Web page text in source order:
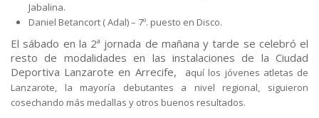
Jabalina.
Daniel Betancort ( Adal) – 7º. puesto en Disco.
El sábado en la 2ª jornada de mañana y tarde se celebró el
resto de modalidades en las instalaciones de la Ciudad
Deportiva Lanzarote en Arrecife, aquí los jóvenes atletas de
Lanzarote, la mayoría debutantes a nivel regional, siguieron
cosechando más medallas y otros buenos resultados.